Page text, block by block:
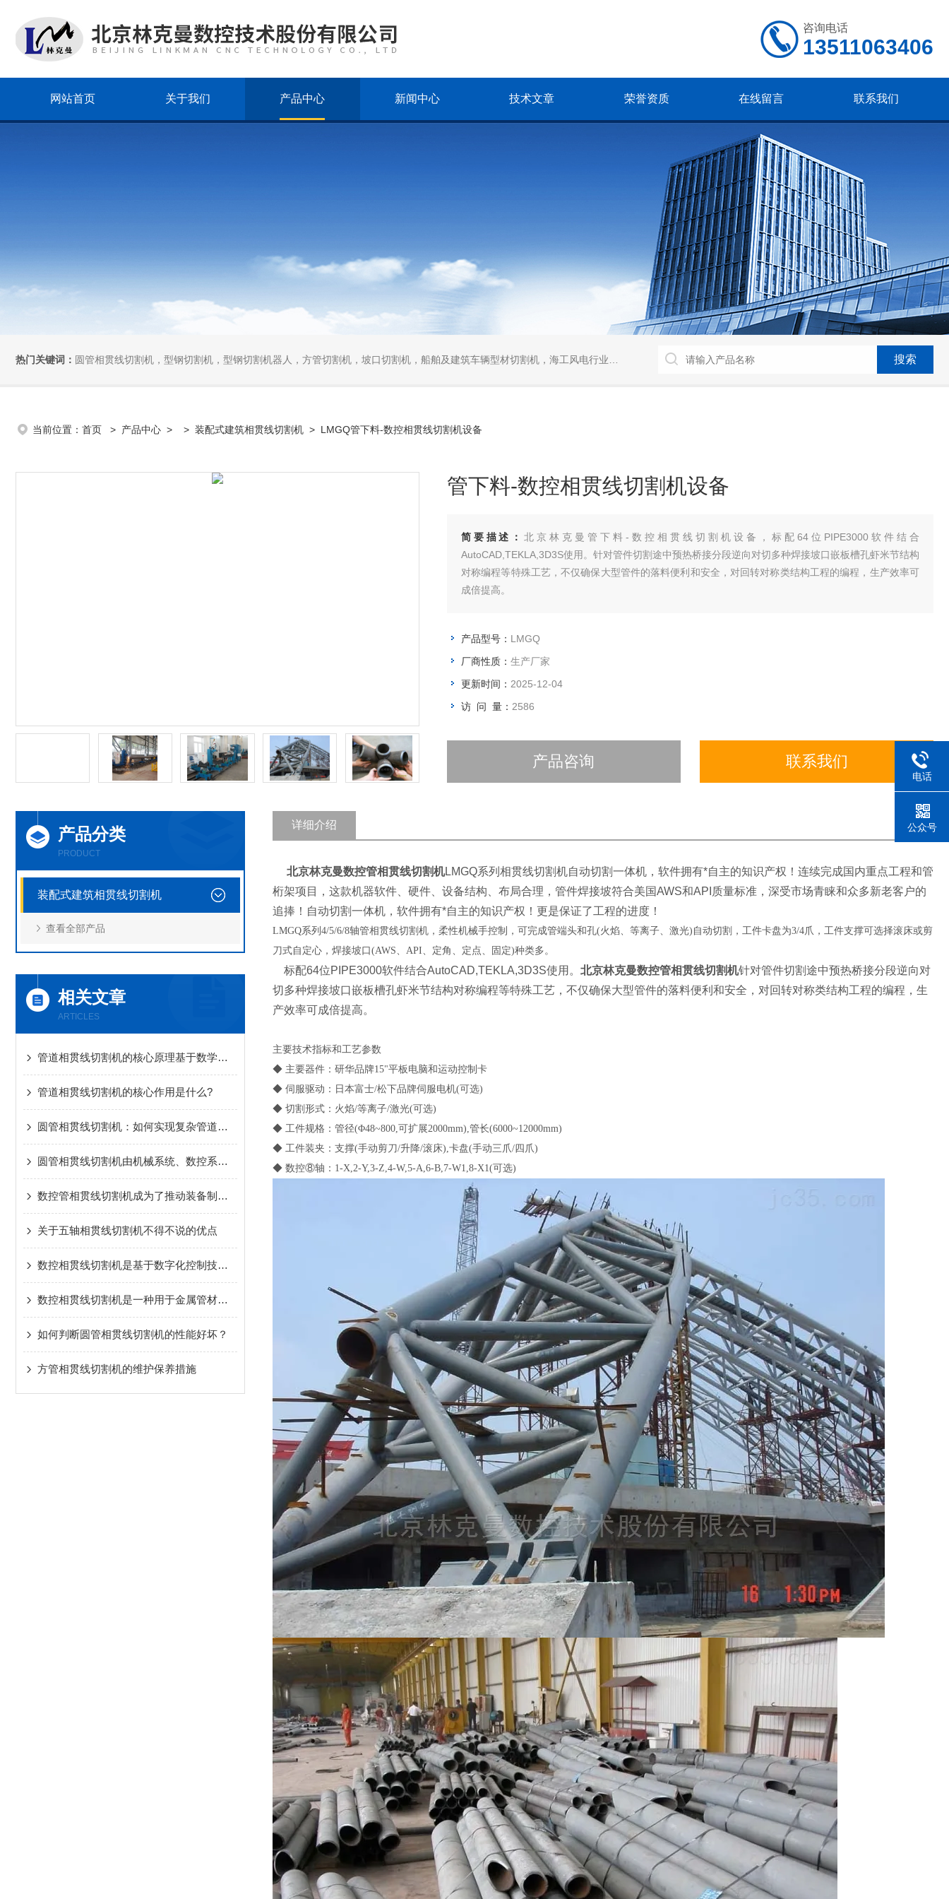
咨询电话
13511063406
网站首页 关于我们 产品中心 新闻中心 技术文章 荣誉资质 在线留言 联系我们
热门关键词： 圆管相贯线切割机，型钢切割机，型钢切割机器人，方管切割机，坡口切割机，船舶及建筑车辆型材切割机，海工风电行业相贯线切割机，离线编程软件
当前位置： 首页 > 产品中心 > > 装配式建筑相贯线切割机 > LMGQ管下料-数控相贯线切割机设备
管下料-数控相贯线切割机设备
简要描述： 北京林克曼管下料-数控相贯线切割机设备，标配64位PIPE3000软件结合
AutoCAD,TEKLA,3D3S使用。针对管件切割途中预热桥接分段逆向对切多种焊接坡口嵌板槽孔虾米节结构
对称编程等特殊工艺，不仅确保大型管件的落料便利和安全，对回转对称类结构工程的编程，生产效率可
成倍提高。
产品型号： LMGQ
厂商性质： 生产厂家
更新时间： 2025-12-04
访 问 量： 2586
产品咨询 联系我们
产品分类
PRODUCT
装配式建筑相贯线切割机
查看全部产品
相关文章
ARTICLES
管道相贯线切割机的核心原理基于数学建模与运动控制
管道相贯线切割机的核心作用是什么?
圆管相贯线切割机：如何实现复杂管道的准确切割？
圆管相贯线切割机由机械系统、数控系统和切割系统三部分组成
数控管相贯线切割机成为了推动装备制造升级的关键工具
关于五轴相贯线切割机不得不说的优点
数控相贯线切割机是基于数字化控制技术工作的
数控相贯线切割机是一种用于金属管材加工的专用设备
如何判断圆管相贯线切割机的性能好坏？
方管相贯线切割机的维护保养措施
详细介绍
北京林克曼数控管相贯线切割机LMGQ系列相贯线切割机自动切割一体机，软件拥有*自主的知识产权！连续完成国内重点工程和管
桁架项目，这款机器软件、硬件、设备结构、布局合理，管件焊接坡符合美国AWS和API质量标准，深受市场青睐和众多新老客户的
追捧！自动切割一体机，软件拥有*自主的知识产权！更是保证了工程的进度！
LMGQ系列4/5/6/8轴管相贯线切割机，柔性机械手控制，可完成管端头和孔(火焰、等离子、激光)自动切割，工件卡盘为3/4爪，工件支撑可选择滚床或剪
刀式自定心，焊接坡口(AWS、API、定角、定点、固定)种类多。
标配64位PIPE3000软件结合AutoCAD,TEKLA,3D3S使用。 北京林克曼数控管相贯线切割机针对管件切割途中预热桥接分段逆向对
切多种焊接坡口嵌板槽孔虾米节结构对称编程等特殊工艺，不仅确保大型管件的落料便利和安全，对回转对称类结构工程的编程，生
产效率可成倍提高。
主要技术指标和工艺参数
◆ 主要器件：研华品牌15"平板电脑和运动控制卡
◆ 伺服驱动：日本富士/松下品牌伺服电机(可选)
◆ 切割形式：火焰/等离子/激光(可选)
◆ 工件规格：管径(Φ48~800,可扩展2000mm),管长(6000~12000mm)
◆ 工件装夹：支撑(手动剪刀/升降/滚床),卡盘(手动三爪/四爪)
◆ 数控⑧轴：1-X,2-Y,3-Z,4-W,5-A,6-B,7-W1,8-X1(可选)
电话
公众号